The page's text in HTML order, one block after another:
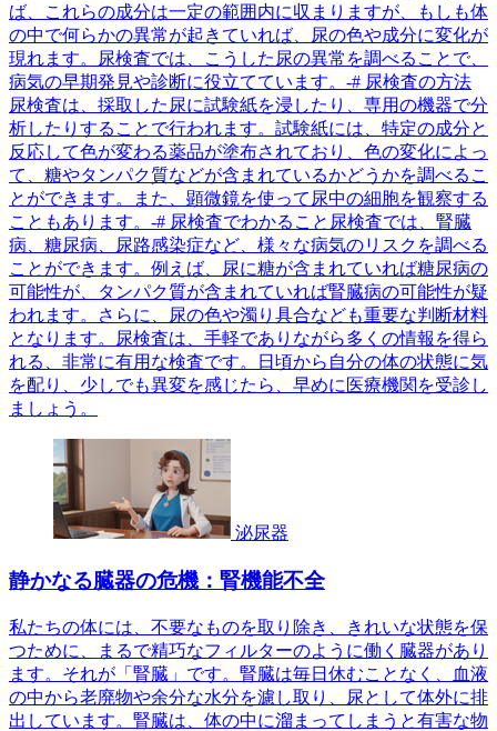
ば、これらの成分は一定の範囲内に収まりますが、もしも体
の中で何らかの異常が起きていれば、尿の色や成分に変化が
現れます。尿検査では、こうした尿の異常を調べることで、
病気の早期発見や診断に役立てています。-# 尿検査の方法
尿検査は、採取した尿に試験紙を浸したり、専用の機器で分
析したりすることで行われます。試験紙には、特定の成分と
反応して色が変わる薬品が塗布されており、色の変化によっ
て、糖やタンパク質などが含まれているかどうかを調べるこ
とができます。また、顕微鏡を使って尿中の細胞を観察する
こともあります。-# 尿検査でわかること尿検査では、腎臓
病、糖尿病、尿路感染症など、様々な病気のリスクを調べる
ことができます。例えば、尿に糖が含まれていれば糖尿病の
可能性が、タンパク質が含まれていれば腎臓病の可能性が疑
われます。さらに、尿の色や濁り具合なども重要な判断材料
となります。尿検査は、手軽でありながら多くの情報を得ら
れる、非常に有用な検査です。日頃から自分の体の状態に気
を配り、少しでも異変を感じたら、早めに医療機関を受診し
ましょう。
泌尿器
静かなる臓器の危機：腎機能不全
私たちの体には、不要なものを取り除き、きれいな状態を保
つために、まるで精巧なフィルターのように働く臓器があり
ます。それが「腎臓」です。腎臓は毎日休むことなく、血液
の中から老廃物や余分な水分を濾し取り、尿として体外に排
出しています。腎臓は、体の中に溜まってしまうと有害な物